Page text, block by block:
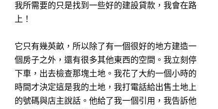
我所需要的只是找到一些好的建設貸款，我會在路
上！
它只有幾英畝，所以除了有一個很好的地方建造一
個房子之外，還有很多其他東西的空間。我立刻停
下車，出去檢查那塊土地。我花了大約一個小時的
時間才決定這是我的土地，我打電話給出售土地上
的號碼與店主說話。他給了我一個引用，我告訴他